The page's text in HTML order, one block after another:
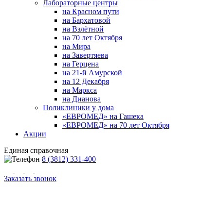
Лабораторные центры
на Красном пути
на Бархатовой
на Взлётной
на 70 лет Октября
на Мира
на Завертяева
на Герцена
на 21-й Амурской
на 12 Декабря
на Маркса
на Дианова
Поликлиники у дома
«ЕВРОМЕД» на Гашека
«ЕВРОМЕД» на 70 лет Октября
Акции
Единая справочная
8 (3812) 331-400
Заказать звонок